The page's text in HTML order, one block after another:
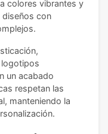
colores vibrantes y
diseños con
logotipos
un acabado
respetan las
manteniendo la